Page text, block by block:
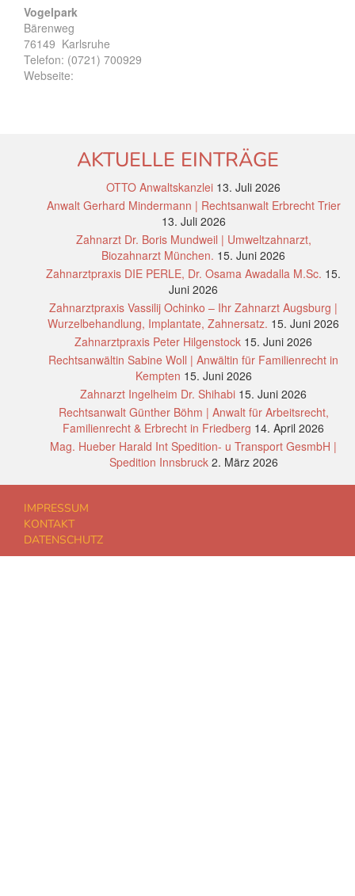
Vogelpark
Bärenweg
76149 Karlsruhe
Telefon: (0721) 700929
Webseite:
AKTUELLE EINTRÄGE
OTTO Anwaltskanzlei 13. Juli 2026
Anwalt Gerhard Mindermann | Rechtsanwalt Erbrecht Trier
13. Juli 2026
Zahnarzt Dr. Boris Mundweil | Umweltzahnarzt,
Biozahnarzt München. 15. Juni 2026
Zahnarztpraxis DIE PERLE, Dr. Osama Awadalla M.Sc. 15.
Juni 2026
Zahnarztpraxis Vassilij Ochinko – Ihr Zahnarzt Augsburg |
Wurzelbehandlung, Implantate, Zahnersatz. 15. Juni 2026
Zahnarztpraxis Peter Hilgenstock 15. Juni 2026
Rechtsanwältin Sabine Woll | Anwältin für Familienrecht in
Kempten 15. Juni 2026
Zahnarzt Ingelheim Dr. Shihabi 15. Juni 2026
Rechtsanwalt Günther Böhm | Anwalt für Arbeitsrecht,
Familienrecht & Erbrecht in Friedberg 14. April 2026
Mag. Hueber Harald Int Spedition- u Transport GesmbH |
Spedition Innsbruck 2. März 2026
IMPRESSUM
KONTAKT
DATENSCHUTZ